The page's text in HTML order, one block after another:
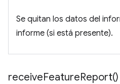
Se quitan los datos del
informe (si está presente).
receiveFeatureReport()